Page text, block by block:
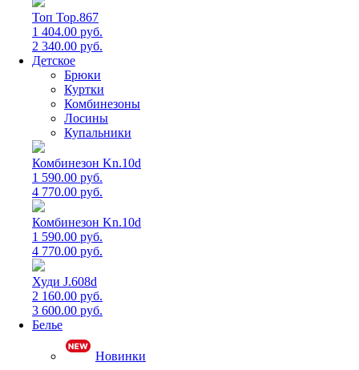
Топ Top.867
1 404.00 руб.
2 340.00 руб.
Детское
Брюки
Куртки
Комбинезоны
Лосины
Купальники
Комбинезон Kn.10d
1 590.00 руб.
4 770.00 руб.
Комбинезон Kn.10d
1 590.00 руб.
4 770.00 руб.
Худи J.608d
2 160.00 руб.
3 600.00 руб.
Белье
Новинки